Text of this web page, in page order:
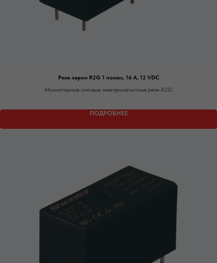
Реле серии R2G 1 полюс, 16 А, 12 VDC
Миниатюрные силовые электромагнитные реле R2G
ПОДРОБНЕЕ